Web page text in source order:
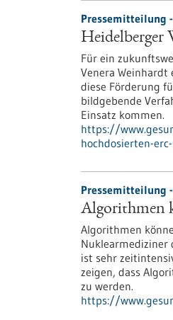
Pressemitteilung
Heidelberger
Für ein
Venera Weinhardt
diese Förderung
bildgebende
Einsatz kommen.
https://
hochdosierten-
Pressemitteilung
Algorithmen
Algorithmen
Nuklearmediziner
ist sehr
zeigen, dass
zu werden.
https://